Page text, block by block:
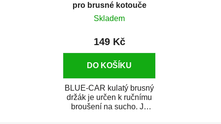
pro brusné kotouče
D150 mm suchý zip
Skladem
149 Kč
DO KOŠÍKU
BLUE-CAR kulatý brusný
držák je určen k ručnímu
broušení na sucho. Je